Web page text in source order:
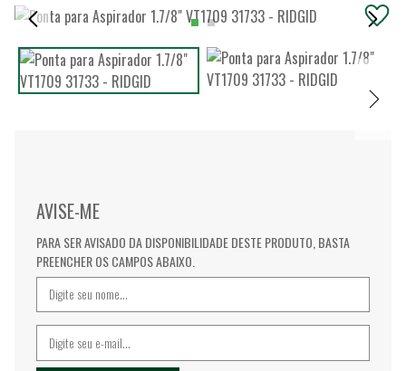
AVISE-ME
PARA SER AVISADO DA DISPONIBILIDADE DESTE PRODUTO, BASTA
PREENCHER OS CAMPOS ABAIXO.